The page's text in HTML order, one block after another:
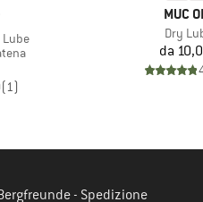
Lube
(1)
MUC
Articolo
Dry
da
- Spedizione